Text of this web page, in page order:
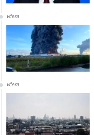
včera
včera